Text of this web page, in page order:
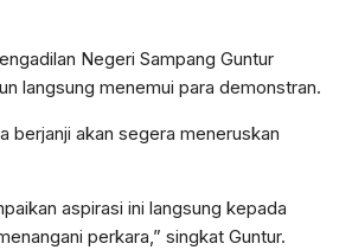
Negeri Sampang Guntur
langsung menemui para demonstran.
berjanji akan segera meneruskan
aspirasi ini langsung kepada
perkara,” singkat Guntur.